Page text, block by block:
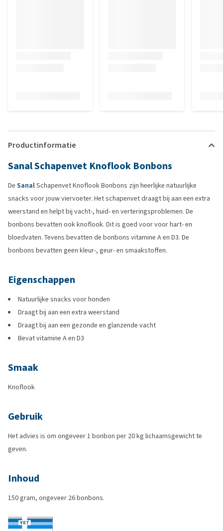
Productinformatie
Sanal Schapenvet Knoflook Bonbons
De SanalSchapenvet Knoflook Bonbons zijn heerlijke natuurlijke
snacks voor jouw viervoeter. Het schapenvet draagt bij aan een extra
weerstand en helpt bij vacht-, huid- en verteringsproblemen. De
bonbons bevatten ook knoflook. Dit is goed voor voor hart- en
bloedvaten. Tevens bevatten de bonbons vitamine A en D3. De
bonbons bevatten geen kleur-, geur- en smaakstoffen.
Eigenschappen
Natuurlijke snacks voor honden
Draagt bij aan een extra weerstand
Draagt bij aan een gezonde en glanzende vacht
Bevat vitamine A en D3
Smaak
Knoflook
Gebruik
Het advies is om ongeveer 1 bonbon per 20 kg lichaamsgewicht te
geven.
Inhoud
150 gram, ongeveer 26 bonbons.